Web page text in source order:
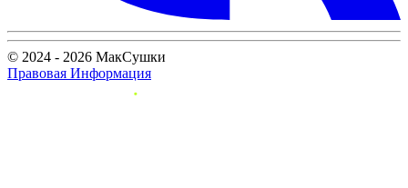
© 2024 - 2026 МакСушки
Правовая Информация